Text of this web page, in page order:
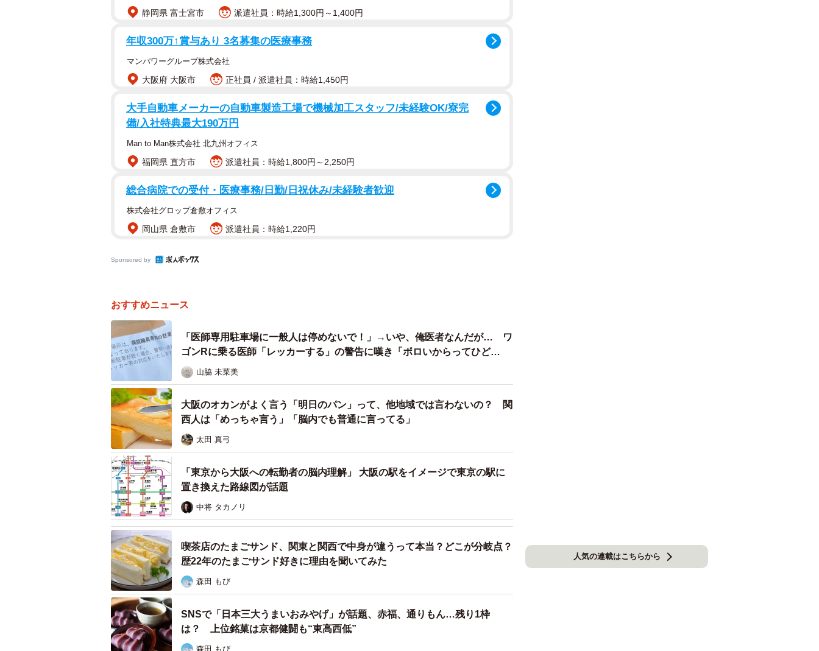
「せっかち」を意味する関西弁「いらち」。関西人の「いらち」な一面が垣間見える？とあ
る写真が、X（旧Twitter）で注目を集めています。
「大阪のせっかちを感じられる写真がこちらです」
Xユーザーのたらちゃむさん（@chalatama）が投稿したのは、エレベーターのボタンと思
しき写真。地下2階から5階までの階層ボタンと開閉ボタンがある一般的なエレベーターに見
しかしよく見ると、「しまる」ボタンと、複合カフェ「快活CLUB」の受付があると記され
ている4階のボタンが割れてしまっており、ほかより圧倒的な回数押されていることが分か
「しまる」ボタンに関しては、「し」の文字は完全にはがれ落ちてしまい、もはや「ま」し
ちが可視化されているようです。
ど反響を呼びました。
投稿のコメント欄には「早く閉めたい気持ちがよく分かる（笑）」「無意識にやってるとき
ある」「連打してるんだろうな〜」とさまざまな声が投稿されています。
ご自身も関西出身だというたらちゃむさんは、「1番押すはずの1階のボタンが無事だったこ
とから帰る時は落ち着いてるっぽい」と冷静に分析。そのうえで、「休むって大事だなと思
いました」と語りました。
静岡県 富士宮市 派遣社員：時給1,300円～1,400円
年収300万↑賞与あり 3名募集の医療事務
マンパワーグループ株式会社
大阪府 大阪市 正社員 / 派遣社員：時給1,450円
大手自動車メーカーの自動車製造工場で機械加工スタッフ/未経験OK/寮完
備/入社特典最大190万円
Man to Man株式会社 北九州オフィス
福岡県 直方市 派遣社員：時給1,800円～2,250円
総合病院での受付・医療事務/日勤/日祝休み/未経験者歓迎
株式会社グロップ倉敷オフィス
岡山県 倉敷市 派遣社員：時給1,220円
Sponsored by
おすすめニュース
「医師専用駐車場に一般人は停めないで！」→いや、俺医者なんだが… ワ
ゴンRに乗る医師「レッカーする」の警告に嘆き「ボロいからってひど
い！」
山脇 未菜美
大阪のオカンがよく言う「明日のパン」って、他地域では言わないの？ 関
西人は「めっちゃ言う」「脳内でも普通に言ってる」
太田 真弓
「東京から大阪への転勤者の脳内理解」 大阪の駅をイメージで東京の駅に
置き換えた路線図が話題
中将 タカノリ
喫茶店のたまごサンド、関東と関西で中身が違うって本当？どこが分岐点？
歴22年のたまごサンド好きに理由を聞いてみた
森田 もび
SNSで「日本三大うまいおみやげ」が話題、赤福、通りもん…残り1枠
は？ 上位銘菓は京都健闘も“東高西低”
森田 もび
人気の連載はこちらから